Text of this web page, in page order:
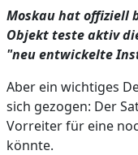
Moskau hat offiziell
Objekt teste aktiv
"neu entwickelte
Aber ein wichtiges
sich gezogen: Der
Vorreiter für eine
könnte.